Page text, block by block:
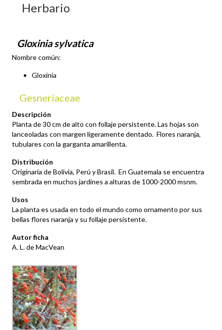
Herbario
Gloxinia sylvatica
Nombre común:
Gloxinia
Gesneriaceae
Descripción
Planta de 30 cm de alto con follaje persistente. Las hojas son
lanceoladas con margen ligeramente dentado. Flores naranja,
tubulares con la garganta amarillenta.
Distribución
Originaria de Bolivia, Perú y Brasil. En Guatemala se encuentra
sembrada en muchos jardines a alturas de 1000-2000 msnm.
Usos
La planta es usada en todo el mundo como ornamento por sus
bellas flores naranja y su follaje persistente.
Autor ficha
A. L. de MacVean